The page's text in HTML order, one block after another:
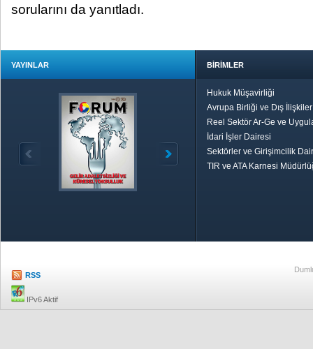
sorularını da yanıtladı.
YAYINLAR BİRİMLER
Hukuk Müşavirliği
Avrupa Birliği ve Dış
Reel Sektör Ar-Ge ve
İdari İşler Dairesi
Sektörler ve Girişimcilik
TIR ve ATA Karnesi
RSS
IPv6 Aktif